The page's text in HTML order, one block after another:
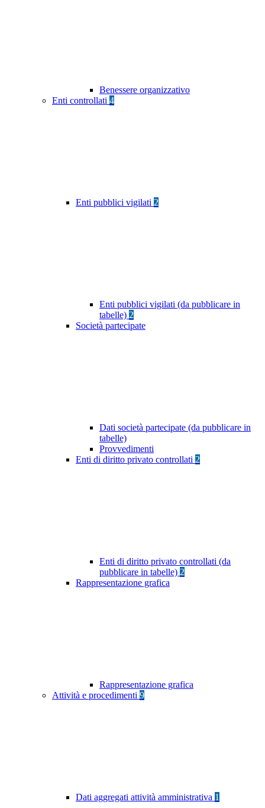
Benessere organizzativo
Enti controllati 4
Enti pubblici vigilati 2
Enti pubblici vigilati (da pubblicare in
tabelle) 2
Società partecipate
Dati società partecipate (da pubblicare in
tabelle)
Provvedimenti
Enti di diritto privato controllati 2
Enti di diritto privato controllati (da
pubblicare in tabelle) 2
Rappresentazione grafica
Rappresentazione grafica
Attività e procedimenti 9
Dati aggregati attività amministrativa 1